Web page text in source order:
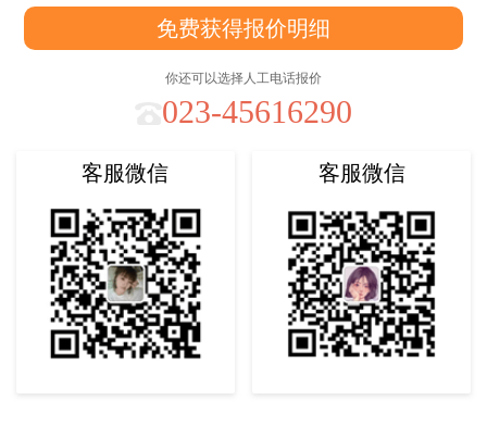
免费获得报价明细
你还可以选择人工电话报价
023-45616290
客服微信 客服微信